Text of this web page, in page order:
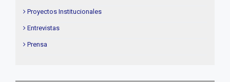
Proyectos Institucionales
Entrevistas
Prensa